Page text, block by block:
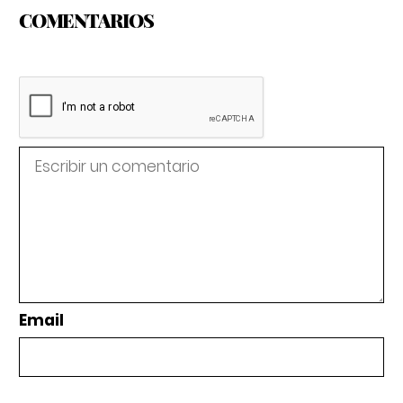
COMENTARIOS
Email